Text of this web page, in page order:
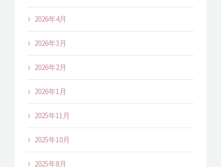
2026年4月
2026年3月
2026年2月
2026年1月
2025年11月
2025年10月
2025年8月